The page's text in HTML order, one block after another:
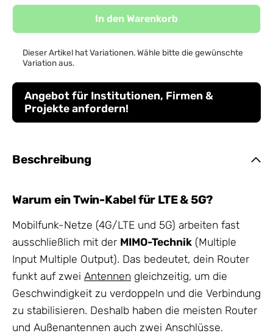
In den Warenkorb
Dieser Artikel hat Variationen. Wähle bitte die gewünschte
Variation aus.
Angebot für Institutionen, Firmen &
Projekte anfordern!
Beschreibung
Warum ein Twin-Kabel für LTE & 5G?
Mobilfunk-Netze (4G/LTE und 5G) arbeiten fast
ausschließlich mit der MIMO-Technik (Multiple
Input Multiple Output). Das bedeutet, dein Router
funkt auf zwei Antennen gleichzeitig, um die
Geschwindigkeit zu verdoppeln und die Verbindung
zu stabilisieren. Deshalb haben die meisten Router
und Außenantennen auch zwei Anschlüsse.